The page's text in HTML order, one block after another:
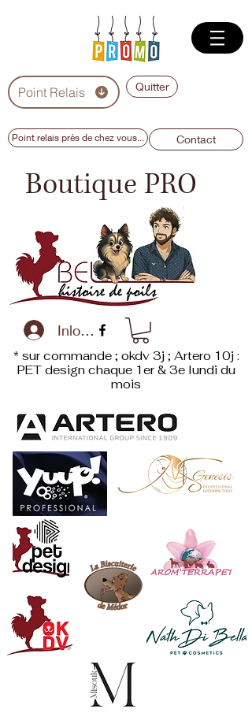
Point Relais Quitter
Point relais près de chez vous... Contact
Boutique PRO
Inloggen
* sur commande ; okdv 3j ; Artero 10j :
PET designchaque 1er & 3e lundi du
mois